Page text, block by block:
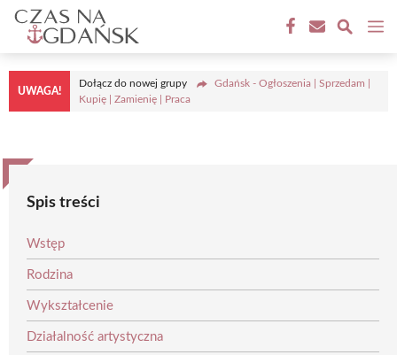
Przejdź
treści
UWAGA!
Dołącz do nowej grupy
Gdańsk - Ogłoszenia | Sprzedam |
Kupię | Zamienię | Praca
Spis treści
Wstęp
Rodzina
Wykształcenie
Działalność artystyczna